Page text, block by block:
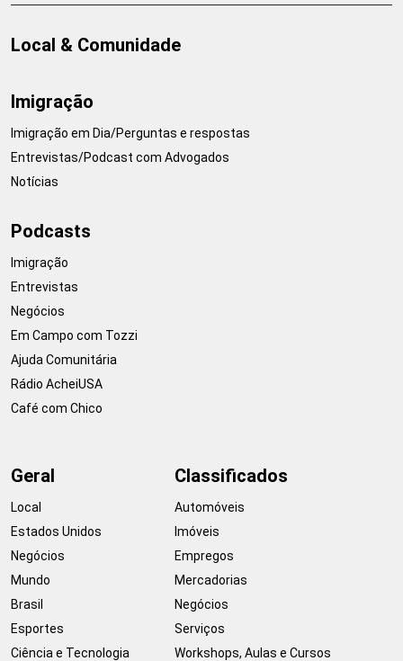
Local & Comunidade
Imigração
Imigração em Dia/Perguntas e respostas
Entrevistas/Podcast com Advogados
Notícias
Podcasts
Imigração
Entrevistas
Negócios
Em Campo com Tozzi
Ajuda Comunitária
Rádio AcheiUSA
Café com Chico
Geral
Local
Estados Unidos
Negócios
Mundo
Brasil
Esportes
Ciência e Tecnologia
Classificados
Automóveis
Imóveis
Empregos
Mercadorias
Negócios
Serviços
Workshops, Aulas e Cursos